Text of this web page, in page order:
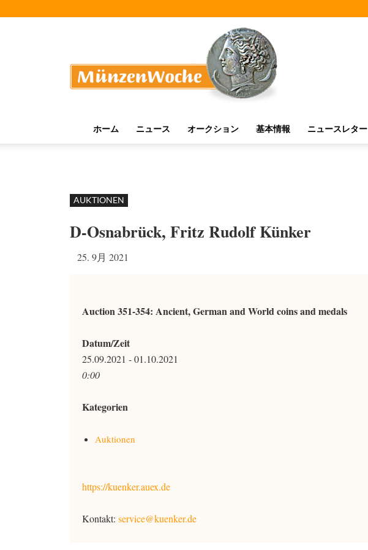
ホーム ニュース オークション 基本情報 ニュースレター
AUKTIONEN
D-Osnabrück, Fritz Rudolf Künker
25. 9月 2021
Auction 351-354: Ancient, German and World coins and medals
Datum/Zeit
25.09.2021 - 01.10.2021
0:00
Kategorien
Auktionen
https://kuenker.auex.de
Kontakt: service@kuenker.de